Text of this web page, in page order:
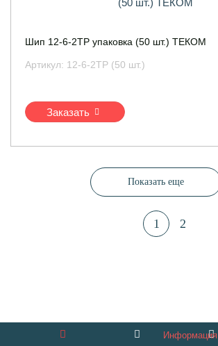
Шип 12-6-2ТР упаковка (50 шт.) ТЕКОМ
Артикул: 12-6-2ТР (50 шт.)
Заказать
Показать еще
1 2
Информация